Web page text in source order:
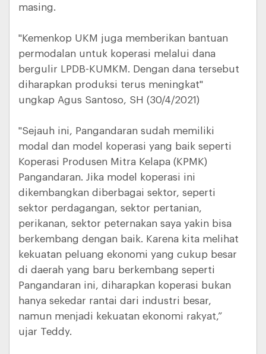
masing.
"Kemenkop UKM juga memberikan bantuan
permodalan untuk koperasi melalui dana
bergulir LPDB-KUMKM. Dengan dana tersebut
diharapkan produksi terus meningkat"
ungkap Agus Santoso, SH (30/4/2021)
"Sejauh ini, Pangandaran sudah memiliki
modal dan model koperasi yang baik seperti
Koperasi Produsen Mitra Kelapa (KPMK)
Pangandaran. Jika model koperasi ini
dikembangkan diberbagai sektor, seperti
sektor perdagangan, sektor pertanian,
perikanan, sektor peternakan saya yakin bisa
berkembang dengan baik. Karena kita melihat
kekuatan peluang ekonomi yang cukup besar
di daerah yang baru berkembang seperti
Pangandaran ini, diharapkan koperasi bukan
hanya sekedar rantai dari industri besar,
namun menjadi kekuatan ekonomi rakyat,”
ujar Teddy.